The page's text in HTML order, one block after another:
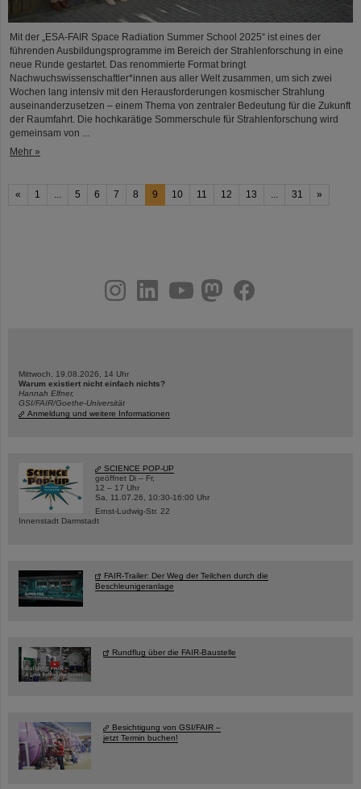
Mit der „ESA-FAIR Space Radiation Summer School 2025“ ist eines der
führenden Ausbildungsprogramme im Bereich der Strahlenforschung in eine
neue Runde gestartet. Das renommierte Format bringt
Nachwuchswissenschaftler*innen aus aller Welt zusammen, um sich zwei
Wochen lang intensiv mit den Herausforderungen kosmischer Strahlung
auseinanderzusetzen – einem Thema von zentraler Bedeutung für die Zukunft
der Raumfahrt. Die hochkarätige Sommerschule für Strahlenforschung wird
gemeinsam von ...
Mehr »
« 1 ... 5 6 7 8 9 10 11 12 13 ... 31 »
youtubehelmholtz.socialfacebook
Mittwoch, 19.08.2026, 14 Uhr
Warum existiert nicht einfach nichts?
Hannah Elfner,
GSI/FAIR/Goethe-Universität
Anmeldung und weitere Informationen
SCIENCE POP-UP
geöffnet Di – Fr,
12 – 17 Uhr
Sa, 11.07.26, 10:30-16:00 Uhr
Ernst-Ludwig-Str. 22
Innenstadt Darmstadt
FAIR-Trailer: Der Weg der Teilchen durch die
Beschleunigeranlage
Rundflug über die FAIR-Baustelle
Besichtigung von GSI/FAIR –
jetzt Termin buchen!